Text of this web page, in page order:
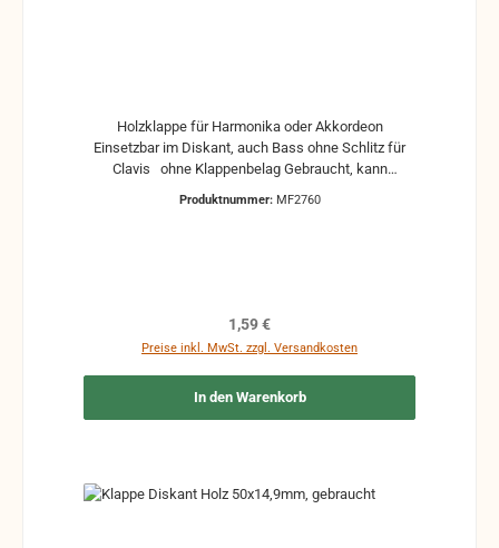
Holzklappe für Harmonika oder Akkordeon
Einsetzbar im Diskant, auch Bass ohne Schlitz für
Clavis ohne Klappenbelag Gebraucht, kann
Produktnummer: MF2760
Regulärer Preis:
1,59 €
Preise inkl. MwSt. zzgl. Versandkosten
In den Warenkorb